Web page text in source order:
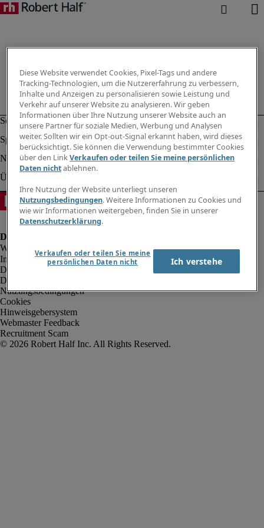
Impressum
Datenschutz
Datenschutz Arbeitnehmer/Zeitarbeitskräfte
Nutzungsbedingungen
Cookies
Hinweisgebersystem
Webmaster Feedback
Recruitment Scam
Diese Website verwendet Cookies, Pixel-Tags und andere
Tracking-Technologien, um die Nutzererfahrung zu verbessern,
Inhalte und Anzeigen zu personalisieren sowie Leistung und
Verkehr auf unserer Website zu analysieren. Wir geben
Informationen über Ihre Nutzung unserer Website auch an
unsere Partner für soziale Medien, Werbung und Analysen
weiter. Sollten wir ein Opt-out-Signal erkannt haben, wird dieses
berücksichtigt. Sie können die Verwendung bestimmter Cookies
über den LinkVerkaufen oder teilen Sie meine persönlichen
Daten nichtablehnen.
Ihre Nutzung der Website unterliegt unseren
Nutzungsbedingungen. Weitere Informationen zu Cookies und
wie wir Informationen weitergeben, finden Sie in unserer
Datenschutzerklärung.
Verkaufen oder teilen Sie meine
persönlichen Daten nicht
Ich verstehe